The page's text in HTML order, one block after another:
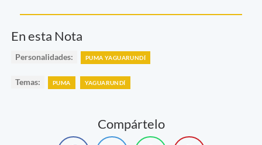
En esta Nota
Personalidades: PUMA YAGUARUNDÍ
Temas: PUMA YAGUARUNDÍ
Compártelo